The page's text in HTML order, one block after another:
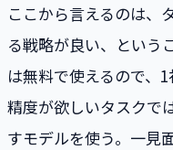
ここから言えるのは、
る戦略が良い、という
は無料で使えるので、
精度が欲しいタスクで
すモデルを使う。一見